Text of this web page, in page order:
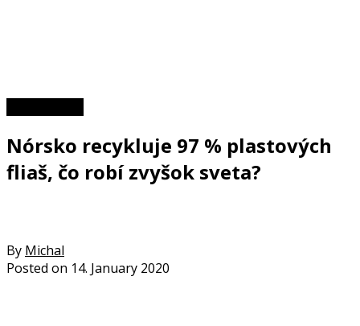
Nórsko recykluje 97 % plastových
fliaš, čo robí zvyšok sveta?
By Michal
Posted on 14. January 2020